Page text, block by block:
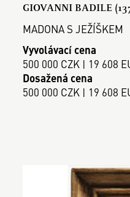
GIOVANNI BADILE
MADONA S JEŽÍŠKEM
Vyvolávací cena
500 000 CZK | 19 608
Dosažená cena
500 000 CZK | 19 608